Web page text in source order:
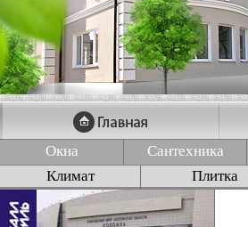
Окна Сантехника
Климат
Плитка